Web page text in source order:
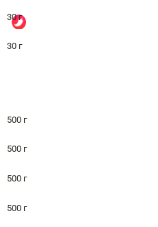
30 г
30 г
500 г
500 г
500 г
500 г